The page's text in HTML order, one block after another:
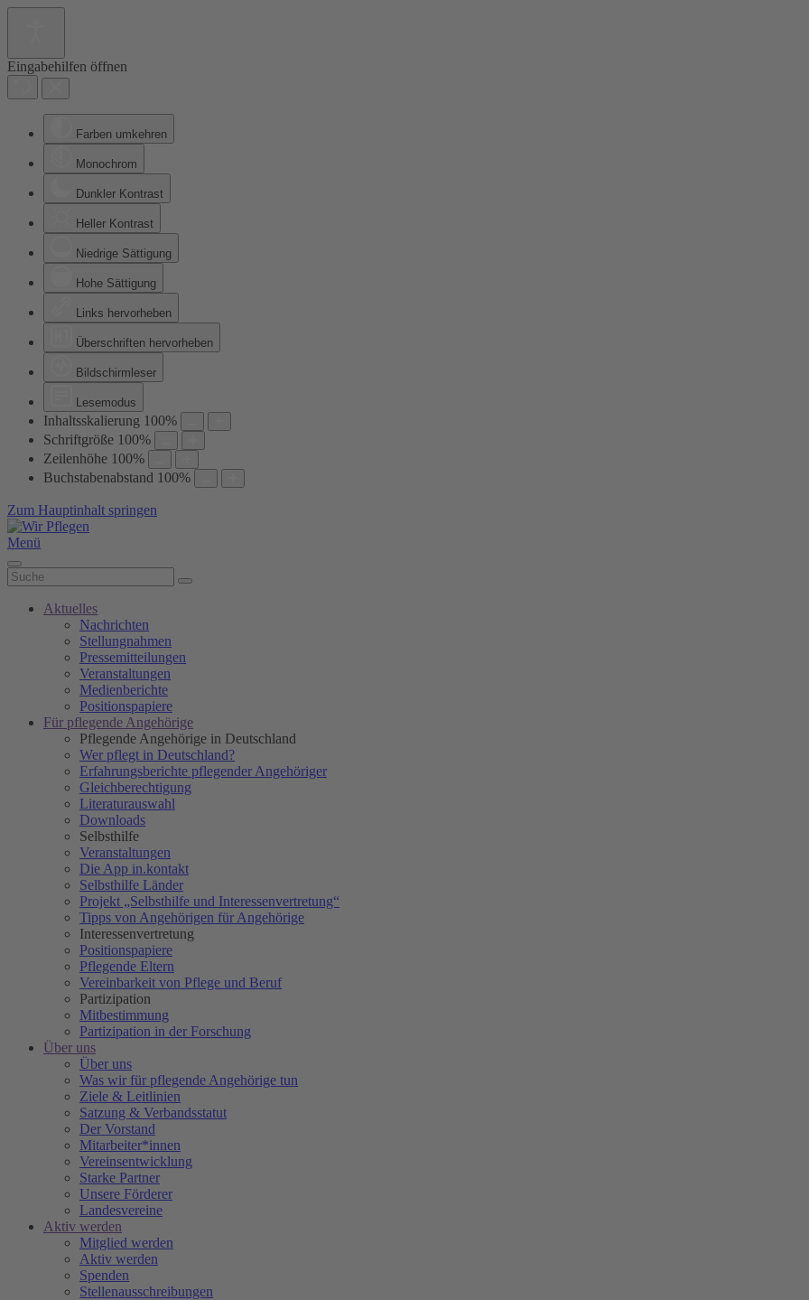
Eingabehilfen öffnen
Farben umkehren
Monochrom
Dunkler Kontrast
Heller Kontrast
Niedrige Sättigung
Hohe Sättigung
Links hervorheben
Überschriften hervorheben
Bildschirmleser
Lesemodus
Inhaltsskalierung 100%
Schriftgröße 100%
Zeilenhöhe 100%
Buchstabenabstand 100%
Zum Hauptinhalt springen
Menü
Aktuelles
Nachrichten
Stellungnahmen
Pressemitteilungen
Veranstaltungen
Medienberichte
Positionspapiere
Für pflegende Angehörige
Pflegende Angehörige in Deutschland
Wer pflegt in Deutschland?
Erfahrungsberichte pflegender Angehöriger
Gleichberechtigung
Literaturauswahl
Downloads
Selbsthilfe
Veranstaltungen
Die App in.kontakt
Selbsthilfe Länder
Projekt „Selbsthilfe und Interessenvertretung“
Tipps von Angehörigen für Angehörige
Interessenvertretung
Positionspapiere
Pflegende Eltern
Vereinbarkeit von Pflege und Beruf
Partizipation
Mitbestimmung
Partizipation in der Forschung
Über uns
Über uns
Was wir für pflegende Angehörige tun
Ziele & Leitlinien
Satzung & Verbandsstatut
Der Vorstand
Mitarbeiter*innen
Vereinsentwicklung
Starke Partner
Unsere Förderer
Landesvereine
Aktiv werden
Mitglied werden
Aktiv werden
Spenden
Stellenausschreibungen